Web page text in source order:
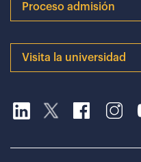
Proceso admisión
Visita la universidad